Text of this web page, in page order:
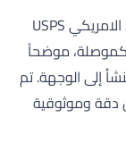
يعتمد تقريرنا الشهري الشامل للتوصيل لـ البريد الامريكي USPS
كموصلة، موضحاً
إلى الوجهة. تم
دقة وموثوقية